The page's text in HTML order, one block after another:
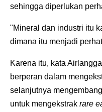
sehingga diperlukan
"Mineral dan industri itu
dimana itu menjadi
Karena itu, kata
berperan dalam
selanjutnya
untuk mengekstrak rare